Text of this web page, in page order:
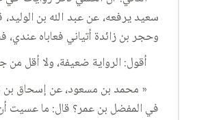
سعيد يرفعه، عن عبد الله بن
وحجر بن زائدة أتياني فعاباه عندي،
أقول: الرواية ضعيفة، ولا أقل من
« محمد بن مسعود، عن إسحاق بن
في المفضل بن عمر؟ قال: ما عسيت